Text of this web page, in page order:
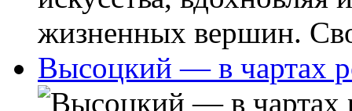
жизненных вершин.
Высоцкий — в чартах